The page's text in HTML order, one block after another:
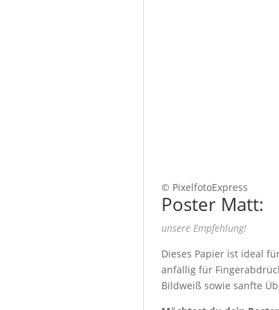
© PixelfotoExpress
Poster Matt:
unsere Empfehlung!
Dieses Papier ist ideal
anfällig für
Bildweiß sowie sanfte